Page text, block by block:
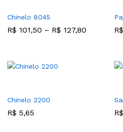
Chinelo 8045
R$ 101,50 – R$ 127,80 R$
Chinelo 2200
R$ 5,65 R$